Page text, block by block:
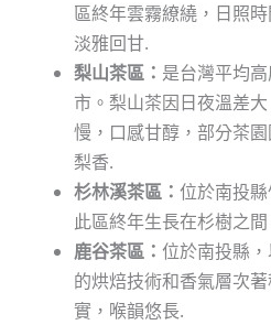
區終年雲霧繚繞，日照
淡雅回甘.
梨山茶區： 是台灣平均
市。梨山茶因日夜溫差
慢，口感甘醇，部分茶
梨香.
杉林溪茶區： 位於南投
此區終年生長在杉樹之
鹿谷茶區： 位於南投縣
的烘焙技術和香氣層次
實，喉韻悠長.